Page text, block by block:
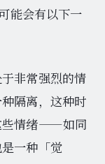
能会有以下一
非常强烈的情
隔离，这种时
些情绪——如同
一种「觉